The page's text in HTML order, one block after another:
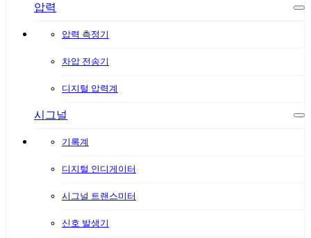
압력
압력 측정기
차압 전송기
디지털 압력계
시그널
기록계
디지털 인디게이터
시그널 트랜스미터
신호 발생기